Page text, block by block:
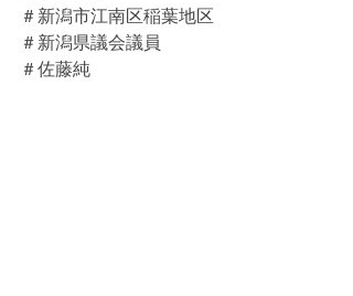
＃新潟市江南区稲葉地区
＃新潟県議会議員
＃佐藤純